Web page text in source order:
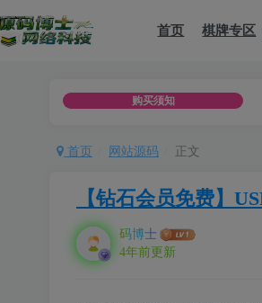
首页 棋牌专区
购买须知
享他（她）人，如用于违法用途，或者
首页 网站源码 正文
【钻石会员免费】
码博士
4年前更新